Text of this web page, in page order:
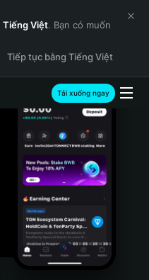
Tiếng Việt. Bạn có muốn
Tiếp tục bằng Tiếng Việt
Tải xuống ngay